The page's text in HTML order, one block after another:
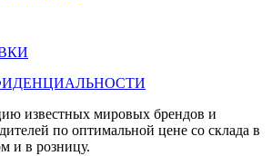
известных мировых брендов и
по оптимальной цене со склада в
и в розницу.